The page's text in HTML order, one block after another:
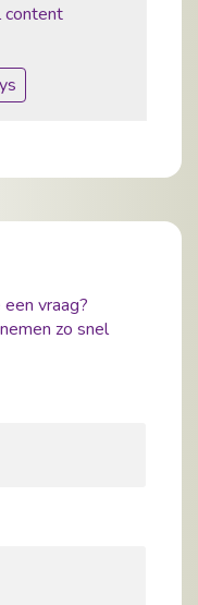
content
vraag?
zo snel